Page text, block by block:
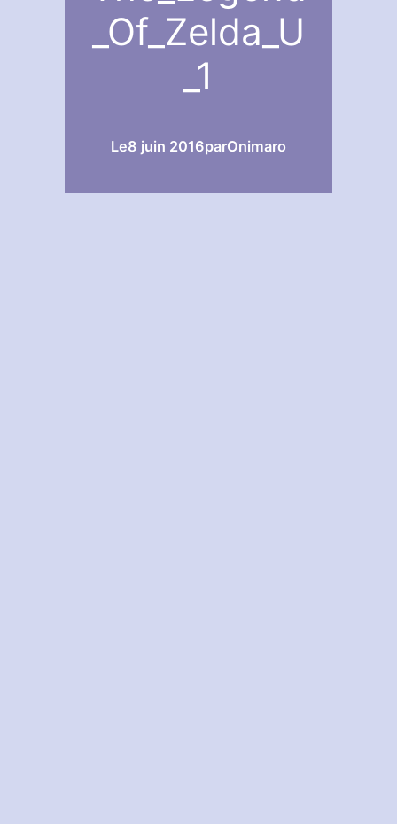
_Of_Zelda_U
_1
Le8 juin 2016parOnimaro